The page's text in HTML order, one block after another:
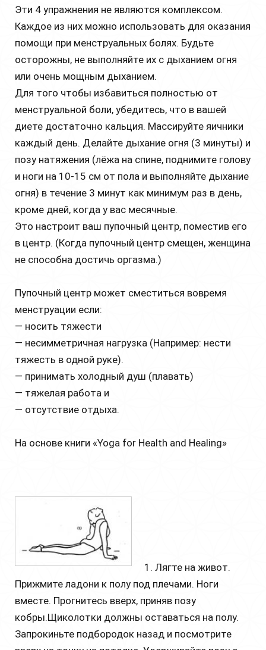
Эти 4 упражнения не являются комплексом.
Каждое из них можно использовать для оказания
помощи при менструальных болях. Будьте
осторожны, не выполняйте их с дыханием огня
или очень мощным дыханием.
Для того чтобы избавиться полностью от
менструальной боли, убедитесь, что в вашей
диете достаточно кальция. Массируйте яичники
каждый день. Делайте дыхание огня (3 минуты) и
позу натяжения (лёжа на спине, поднимите голову
и ноги на 10-15 см от пола и выполняйте дыхание
огня) в течение 3 минут как минимум раз в день,
кроме дней, когда у вас месячные.
Это настроит ваш пупочный центр, поместив его
в центр. (Когда пупочный центр смещен, женщина
не способна достичь оргазма.)
Пупочный центр может сместиться вовремя
менструации если:
— носить тяжести
— несимметричная нагрузка (Например: нести
тяжесть в одной руке).
— принимать холодный душ (плавать)
— тяжелая работа и
— отсутствие отдыха.
На основе книги «Yoga for Health and Healing»
1. Лягте на живот.
Прижмите ладони к полу под плечами. Ноги
вместе. Прогнитесь вверх, приняв позу
кобры.Щиколотки должны оставаться на полу.
Запрокиньте подбородок назад и посмотрите